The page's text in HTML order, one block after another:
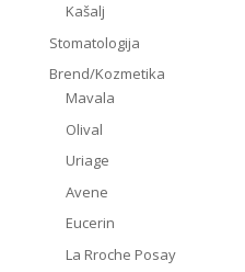
Kašalj
Stomatologija
Brend/Kozmetika
Mavala
Olival
Uriage
Avene
Eucerin
La Rroche Posay